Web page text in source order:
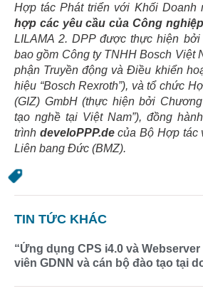
Hợp tác Phát triển với Khối Doanh
hợp các yêu cầu của Công
LILAMA 2. DPP được thực hiện
bao gồm Công ty TNHH Bosch Việt
phận Truyền động và Điều khiển
hiệu “Bosch Rexroth”), và tổ chức
(GIZ) GmbH (thực hiện bởi
tạo nghề tại Việt Nam”), đồng
trình develoPPP.decủa Bộ Hợp tác
Liên bang Đức (BMZ).
TIN TỨC KHÁC
“Ứng dụng CPS i4.0 và
viên GDNN và cán bộ đào tạo tại